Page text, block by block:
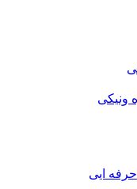
ونیکی
ایی